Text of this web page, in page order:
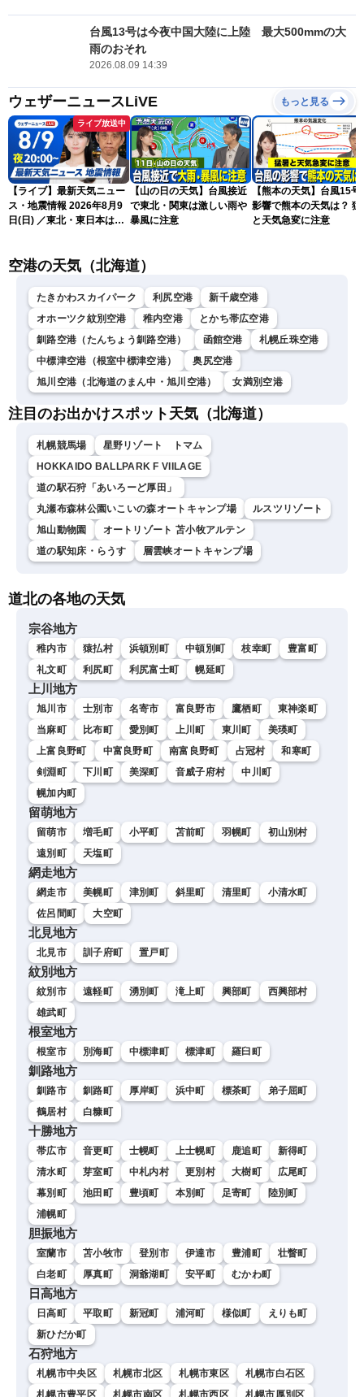
台風13号は今夜中国大陸に上陸 最大500mmの大
雨のおそれ
2026.08.09 14:39
ウェザーニュースLiVE もっと見る
ライブ放送中
【ライブ】最新天気ニュー
ス・地震情報 2026年8月9
日(日) ／東北・東日本は急
衣／芳野達郎〉
【山の日の天気】台風接近
で東北・関東は激しい雨や
暴風に注意
【熊本の天気】台風15号
影響で熊本の天気は？ 猛
と天気急変に注意
空港の天気（北海道）
たきかわスカイパーク 利尻空港
新千歳空港
オホーツク紋別空港
稚内空港
とかち帯広空港
釧路空港（たんちょう釧路空港）
函館空港
札幌丘珠空港
中標津空港（根室中標津空港）
奥尻空港
旭川空港（北海道のまん中・旭川空港）
女満別空港
注目のお出かけスポット天気（北海道）
札幌競馬場
星野リゾート トマム
HOKKAIDO BALLPARK F VIILAGE
道の駅石狩「あいろーど厚田」
丸瀬布森林公園いこいの森オートキャンプ場
ルスツリゾート
旭山動物園
オートリゾート 苫小牧アルテン
道の駅知床・らうす
層雲峡オートキャンプ場
道北の各地の天気
宗谷地方
稚内市 猿払村 浜頓別町 中頓別町 枝幸町
豊富町
礼文町
利尻町 利尻富士町 幌延町
上川地方
旭川市 士別市 名寄市 富良野市 鷹栖町
東神楽町
当麻町
比布町 愛別町 上川町 東川町
美瑛町
上富良野町
中富良野町 南富良野町 占冠村
和寒町
剣淵町
下川町 美深町 音威子府村
中川町
幌加内町
留萌地方
留萌市 増毛町 小平町 苫前町 羽幌町
初山別村
遠別町
天塩町
網走地方
網走市 美幌町 津別町 斜里町 清里町
小清水町
佐呂間町
大空町
北見地方
北見市 訓子府町 置戸町
紋別地方
紋別市 遠軽町 湧別町 滝上町 興部町
西興部村
雄武町
根室地方
根室市 別海町 中標津町 標津町 羅臼町
釧路地方
釧路市 釧路町 厚岸町 浜中町 標茶町
弟子屈町
鶴居村
白糠町
十勝地方
帯広市 音更町 士幌町 上士幌町 鹿追町
新得町
清水町
芽室町 中札内村 更別村 大樹町
広尾町
幕別町
池田町 豊頃町 本別町 足寄町
陸別町
浦幌町
胆振地方
室蘭市 苫小牧市 登別市 伊達市 豊浦町
壮瞥町
白老町
厚真町 洞爺湖町 安平町 むかわ町
日高地方
日高町 平取町 新冠町 浦河町 様似町
えりも町
新ひだか町
石狩地方
札幌市中央区 札幌市北区 札幌市東区
札幌市白石区
札幌市豊平区
札幌市南区 札幌市西区 札幌市厚別区